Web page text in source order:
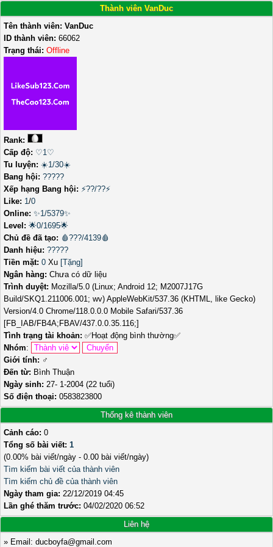
Thành viên VanDuc
Tên thành viên: VanDuc
ID thành viên: 66062
Trạng thái: Offline
Rank:
Cấp độ: ♡1♡
Tu luyện: ☀️1/30☀️
Bang hội: ?????
Xếp hạng Bang hội: ⚡??/??⚡
Like: 1/0
Online: ✨1/5379✨
Level: 🌟0/1695🌟
Chủ đề đã tạo: 🩸???/4139🩸
Danh hiệu: ?????
Tiền mặt: 0 Xu [Tặng]
Ngân hàng: Chưa có dữ liệu
Trình duyệt: Mozilla/5.0 (Linux; Android 12; M2007J17G
Build/SKQ1.211006.001; wv) AppleWebKit/537.36 (KHTML, like Gecko)
Version/4.0 Chrome/118.0.0.0 Mobile Safari/537.36
[FB_IAB/FB4A;FBAV/437.0.0.35.116;]
Tình trạng tài khoản: ✅Hoạt động bình thường✅
Nhóm:
Giới tính: ♂️
Đến từ: Bình Thuận
Ngày sinh: 27- 1-2004 (22 tuổi)
Số điện thoại: 0583823800
Thống kê thành viên
Cảnh cáo: 0
Tổng số bài viết: 1
(0.00% bài viết/ngày - 0.00 bài viết/ngày)
Tìm kiếm bài viết của thành viên
Tìm kiếm chủ đề của thành viên
Ngày tham gia: 22/12/2019 04:45
Lần ghé thăm trước: 04/02/2020 06:52
Liên hệ
» Email: ducboyfa@gmail.com